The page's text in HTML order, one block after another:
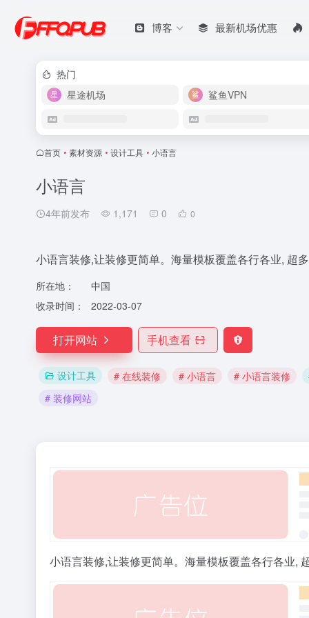
博客 最新机场优惠
热门
星途机场
鲨鱼VPN
首页 • 素材资源 • 设计工具 • 小语言
小语言
4年前发布 1,171 0 0
小语言装修,让装修更简单。海量模板覆盖各行各业, 超
所在地：
中国
收录时间：
2022-03-07
打开网站 手机查看
设计工具 # 在线装修 # 小语言 # 小语言装修
# 装修网站
小语言装修,让装修更简单。海量模板覆盖各行各业,